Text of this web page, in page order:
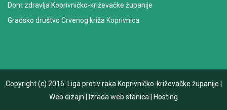
Dom zdravlja Koprivničko-križevačke županije
Gradsko društvo Crvenog križa Koprivnica
Copyright (c) 2016. Liga protiv raka Koprivničko-križevačke županije
Web dizajn
Izrada web stanica Hosting